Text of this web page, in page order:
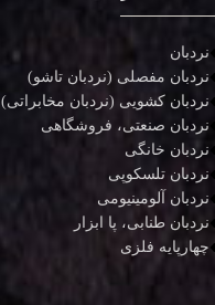
نردبان
نردبان مفصلی (نردبان تاشو)
نردبان کشویی (نردبان مخابراتی)
نردبان صنعتی، فروشگاهی
نردبان خانگی
نردبان تلسکوپی
نردبان آلومینیومی
نردبان طنابی، پا ابزار
چهارپایه فلزی